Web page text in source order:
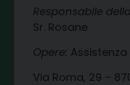
Responsabile
Sr. Rosane
Opere:
Via Roma, 29 –